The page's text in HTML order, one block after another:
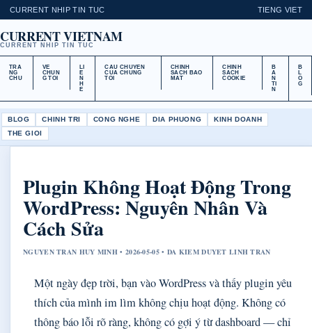
CURRENT NHIP TIN TUC TIENG VIET
CURRENT VIETNAM
CURRENT NHIP TIN TUC
TRA
NG
CHU
VE
CHUN
G TOI
LI
E
N
H
E
CAU CHUYEN
CUA CHUNG
TOI
CHINH
SACH BAO
MAT
CHINH
SACH
COOKIE
B
A
N
TI
N
B
L
O
G
BLOG CHINH TRI CONG NGHE DIA PHUONG
KINH DOANH
THE GIOI
Plugin Không Hoạt Động Trong
WordPress: Nguyên Nhân Và
Cách Sửa
NGUYEN TRAN HUY MINH • 2026-05-05 • DA KIEM DUYET LINH TRAN
Một ngày đẹp trời, bạn vào WordPress và thấy plugin yêu
thích của mình im lìm không chịu hoạt động. Không có
thông báo lỗi rõ ràng, không có gợi ý từ dashboard — chỉ